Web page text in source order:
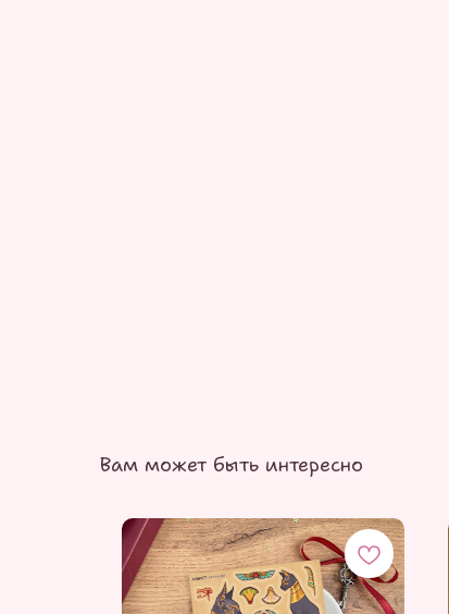
Вам может быть интересно